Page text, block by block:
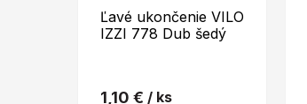
Ľavé ukončenie VILO
IZZI 778 Dub šedý
1,10 € / ks